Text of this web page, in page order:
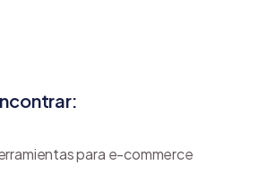
para e-commerce